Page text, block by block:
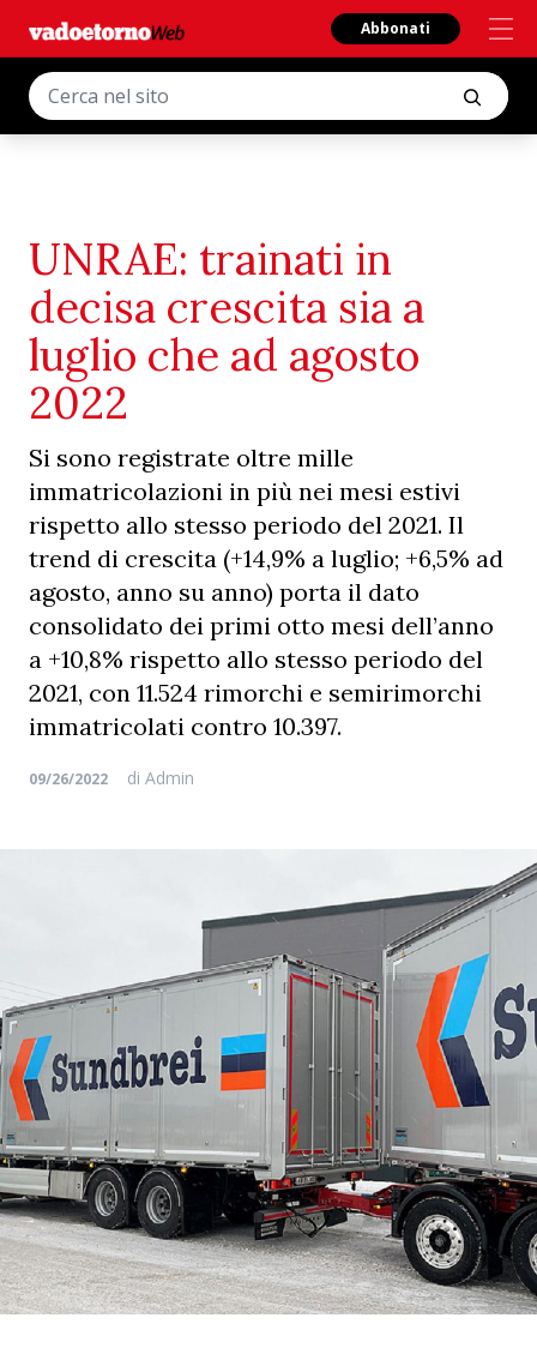
Abbonati
UNRAE: trainati in
decisa crescita sia a
luglio che ad agosto
2022
Si sono registrate oltre mille
immatricolazioni in più nei mesi estivi
rispetto allo stesso periodo del 2021. Il
trend di crescita (+14,9% a luglio; +6,5% ad
agosto, anno su anno) porta il dato
consolidato dei primi otto mesi dell’anno
a +10,8% rispetto allo stesso periodo del
2021, con 11.524 rimorchi e semirimorchi
immatricolati contro 10.397.
09/26/2022 di Admin